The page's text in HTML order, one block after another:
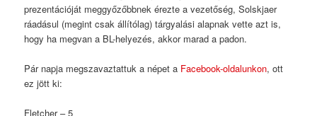
prezentációját meggyőzőbbnek érezte a vezetőség, Solskjaer
ráadásul (megint csak állítólag) tárgyalási alapnak vette azt is,
hogy ha megvan a BL-helyezés, akkor marad a padon.
Pár napja megszavaztattuk a népet a Facebook-oldalunkon, ott
ez jött ki:
Fletcher – 5